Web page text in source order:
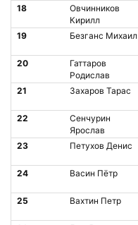
18
Овчинников
Кирилл
19 Безганс Михаил
20
Гаттаров
Родислав
21 Захаров Тарас
22
Сенчурин
Ярослав
23 Петухов Денис
24 Васин Пётр
25 Вахтин Петр